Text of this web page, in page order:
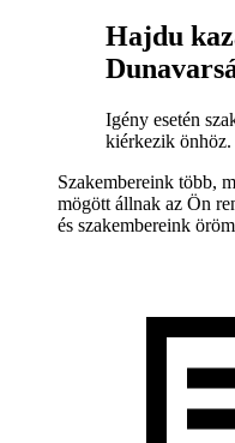
Hajdu
Igény esetén
kiérkezik önhöz.
Szakembereink több,
mögött állnak az Ön
és szakembereink